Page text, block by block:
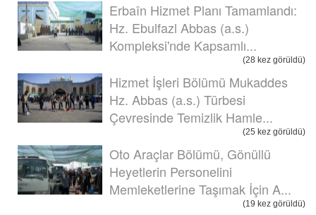
Erbaîn Hizmet Planı Tamamlandı:
Hz. Ebulfazl Abbas (a.s.)
Kompleksi'nde Kapsamlı...
(28 kez görüldü)
Hizmet İşleri Bölümü Mukaddes
Hz. Abbas (a.s.) Türbesi
Çevresinde Temizlik Hamle...
(25 kez görüldü)
Oto Araçlar Bölümü, Gönüllü
Heyetlerin Personelini
Memleketlerine Taşımak İçin A...
(19 kez görüldü)